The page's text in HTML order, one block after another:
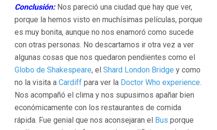
Conclusión:Nos pareció una ciudad que hay que ver,
porque la hemos visto en muchísimas películas, porque
es muy bonita, aunque no nos enamoró como sucede
con otras personas. No descartamos ir otra vez a ver
algunas cosas que nos quedaron pendientes como el
Globo de Shakespeare, el Shard London Bridge y como
no la visita a Cardiff para ver la Doctor Who experience.
Nos acompañó el clima y nos supusimos apañar bien
económicamente con los restaurantes de comida
rápida. Fue genial que nos aconsejaran el
Bus porque